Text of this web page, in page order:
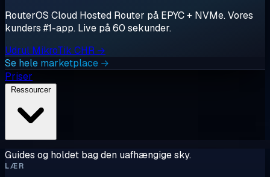
RouterOS Cloud Hosted Router på EPYC + NVMe. Vores
kunders #1-app. Live på 60 sekunder.
Udrul MikroTik CHR →
Se hele marketplace →
Priser
Ressourcer
Guides og holdet bag den uafhængige sky.
LÆR